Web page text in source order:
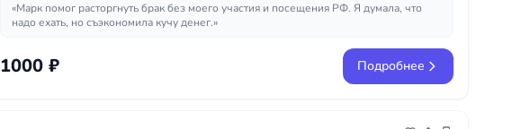
«Марк помог расторгнуть брак без моего участия и посещения РФ. Я думала, что
надо ехать, но съэкономила кучу денег.»
1000 ₽ Подробнее